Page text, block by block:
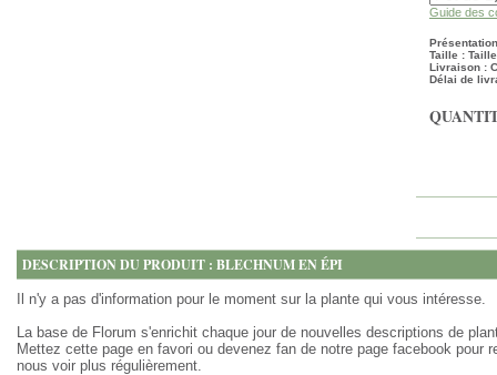
Guide des
Taille :
Livraison :
Délai de
DESCRIPTION DU PRODUIT : BLECHNUM EN ÉPI
Il n'y a pas d'information pour le moment sur la plante qui vous intéresse.
La base de Florum s'enrichit chaque jour de nouvelles descriptions de
Mettez cette page en favori ou devenez fan de notre page facebook pour
nous voir plus régulièrement.